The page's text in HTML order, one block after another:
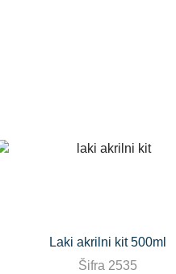
Laki akrilni kit 500ml
Šifra 2535